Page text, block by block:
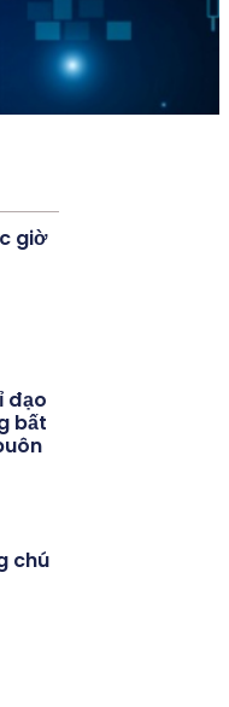
giờ
đạo
bất
chú